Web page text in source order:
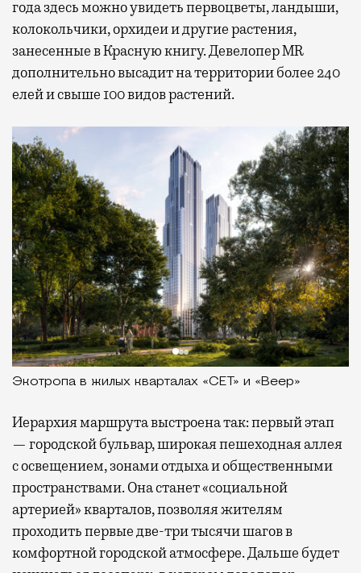
года здесь можно увидеть первоцветы, ландыши,
колокольчики, орхидеи и другие растения,
занесенные в Красную книгу. Девелопер MR
дополнительно высадит на территории более 240
елей и свыше 100 видов растений.
Экотропа в жилых кварталах «СЕТ» и «Веер»
Иерархия маршрута выстроена так: первый этап
— городской бульвар, широкая пешеходная аллея
с освещением, зонами отдыха и общественными
пространствами. Она станет «социальной
артерией» кварталов, позволяя жителям
проходить первые две-три тысячи шагов в
комфортной городской атмосфере. Дальше будет